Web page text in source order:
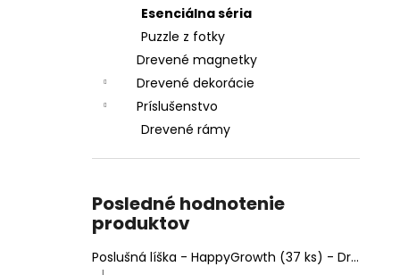
Esenciálna séria
Puzzle z fotky
Drevené magnetky
Drevené dekorácie
Príslušenstvo
Drevené rámy
Posledné hodnotenie
produktov
Poslušná líška - HappyGrowth (37 ks) - Drevené puzzle